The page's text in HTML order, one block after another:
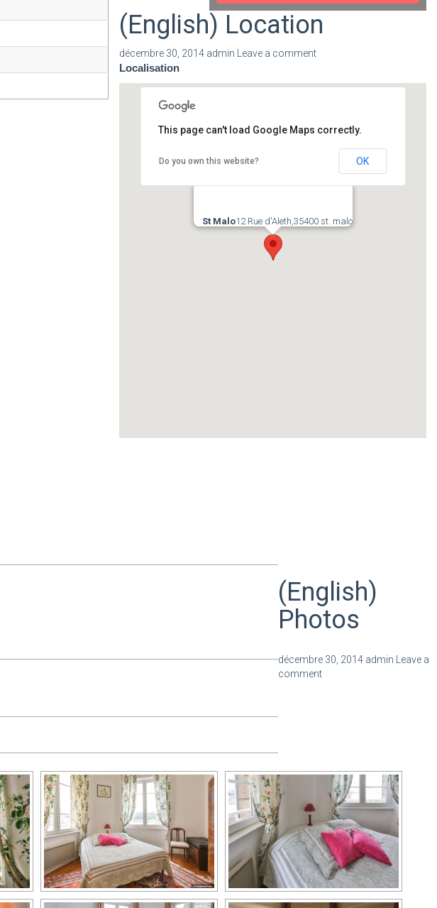
(English) Location
décembre 30, 2014 admin Leave a comment
Localisation
St Malo12 Rue d'Aleth,35400 st. malo
This page can't load Google Maps correctly.
Do you own this website? OK
(English)
Photos
décembre 30, 2014 admin
Leave a
comment